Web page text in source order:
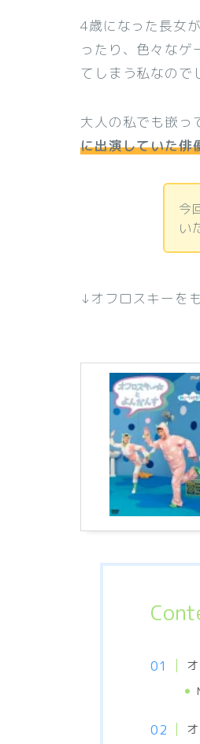
4歳になった長女
ったり、色々なゲ
てしまう私なので
大人の私でも嵌っ
に出演していた俳
今
い
↓オフロスキーを